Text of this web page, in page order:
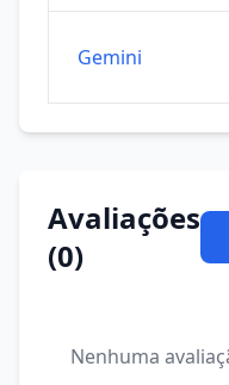
Gemini
Avaliações
(0)
Nenhuma